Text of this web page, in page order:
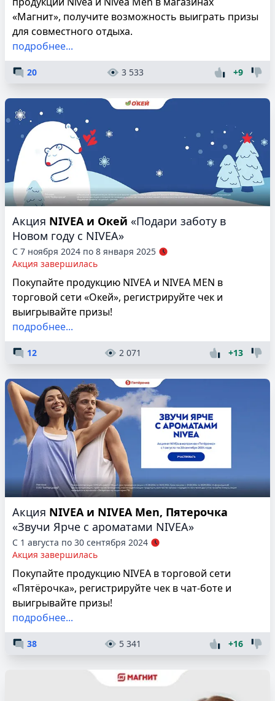
«Магнит», получите возможность выиграть призы
для совместного отдыха.
подробнее...
20 3 533 +9
Акция NIVEA и Окей «Подари заботу в
Новом году с NIVEA»
С 7 ноября 2024 по 8 января 2025
Акция завершилась
Покупайте продукцию NIVEA и NIVEA MEN в
торговой сети «Окей», регистрируйте чек и
выигрывайте призы!
подробнее...
12 2 071 +13
Акция NIVEA и NIVEA Men, Пятерочка
«Звучи Ярче с ароматами NIVEA»
С 1 августа по 30 сентября 2024
Акция завершилась
Покупайте продукцию NIVEA в торговой сети
«Пятёрочка», регистрируйте чек в чат-боте и
выигрывайте призы!
подробнее...
38 5 341 +16